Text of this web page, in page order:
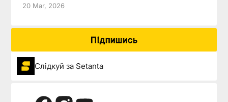
20 Mar, 2026
Підпишись
Слідкуй за Setanta